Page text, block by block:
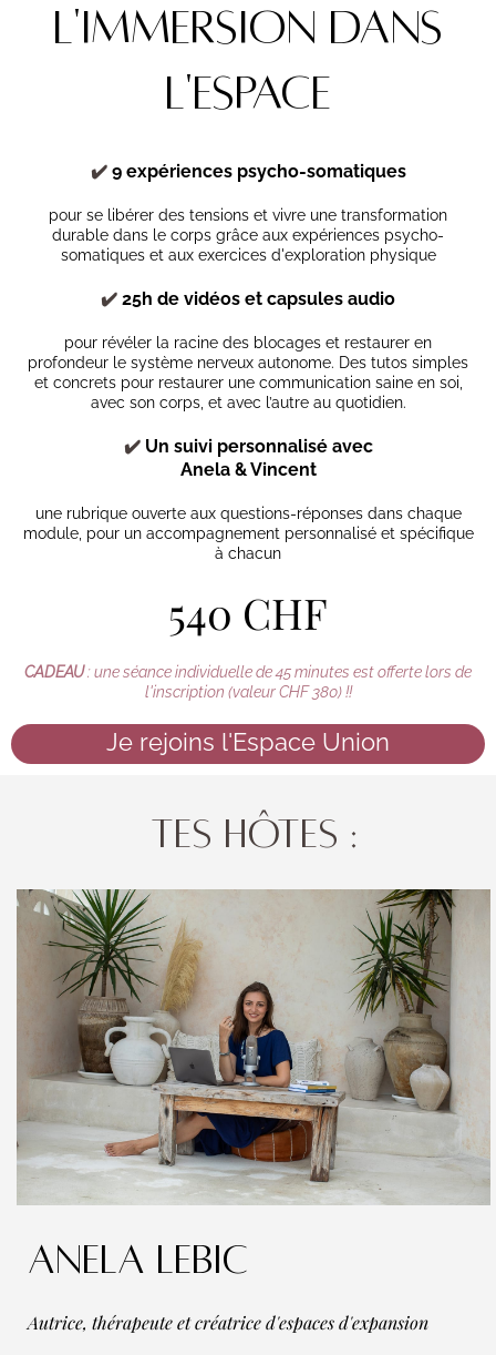
L'IMMERSION DANS
L'ESPACE
✔️ 9 expériences psycho-somatiques
pour se libérer des tensions et vivre une transformation
durable dans le corps grâce aux expériences psycho-
somatiques et aux exercices d'exploration physique
✔️ 25h de vidéos et capsules audio
pour révéler la racine des blocages et restaurer en
profondeur le système nerveux autonome. Des tutos simples
et concrets pour restaurer une communication saine en soi,
avec son corps, et avec l’autre au quotidien.
✔️ Un suivi personnalisé avec
Anela & Vincent
une rubrique ouverte aux questions-réponses dans chaque
module, pour un accompagnement personnalisé et spécifique
à chacun
540 CHF
CADEAU: une séance individuelle de 45 minutes est offerte lors de
l'inscription (valeur CHF 380) !!
Je rejoins l'Espace Union
Tes hôtes :
ANELA LEBIC
Autrice, thérapeute et créatrice d'espaces d'expansion